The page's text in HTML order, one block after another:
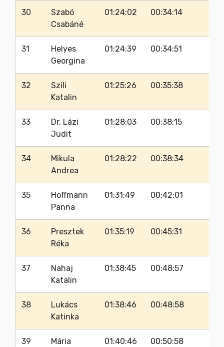
30
Szabó
Csabáné
01:24:02 00:34:14
31
Helyes
Georgina
01:24:39 00:34:51
32
Szili
Katalin
01:25:26 00:35:38
33
Dr. Lázi
Judit
01:28:03 00:38:15
34
Mikula
Andrea
01:28:22 00:38:34
35
Hoffmann
Panna
01:31:49 00:42:01
36
Presztek
Réka
01:35:19 00:45:31
37
Nahaj
Katalin
01:38:45 00:48:57
38
Lukács
Katinka
01:38:46 00:48:58
39
Mária
01:40:46 00:50:58